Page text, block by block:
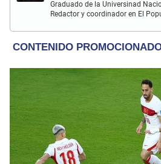
Graduado de la Universinad
Redactor y coordinador en El Popular. Interesado en